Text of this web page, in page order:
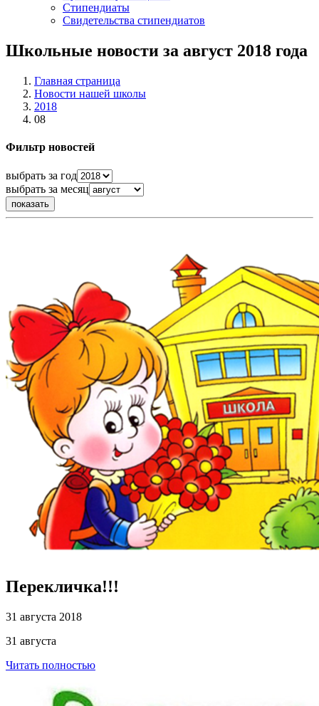
Стипендиаты
Свидетельства стипендиатов
Школьные новости за август 2018 года
Главная страница
Новости нашей школы
2018
08
Фильтр новостей
выбрать за год
выбрать за месяц
Перекличка!!!
31 августа 2018
31 августа
Читать полностью